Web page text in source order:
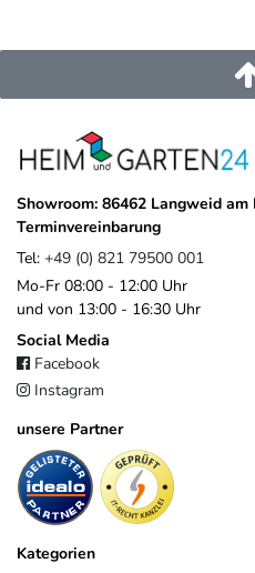
Showroom: 86462 Langweid am
Terminvereinbarung
Tel: +49 (0) 821 79500 001
Mo-Fr 08:00 - 12:00 Uhr
und von 13:00 - 16:30 Uhr
Social Media
Facebook
Instagram
unsere Partner
Kategorien